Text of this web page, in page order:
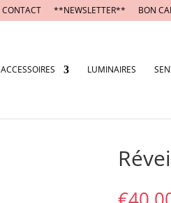
CONTACT **NEWSLETTER** BON
ACCESSOIRES LUMINAIRES